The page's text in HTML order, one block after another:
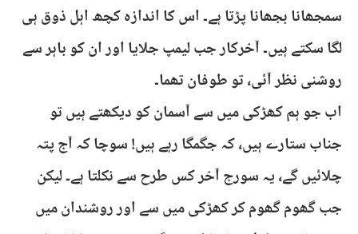
سمجھانا بجھانا پڑتا ہے۔ اس کا اندازہ کچھ اہل ذوق ہی
لگا سکتے ہیں۔ آخرکار جب لیمپ جلایا اور ان کو باہر سے
روشنی نظر آئی، تو طوفان تھما۔
اب جو ہم کھڑکی میں سے آسمان کو دیکھتے ہیں تو
جناب ستارے ہیں، کہ جگمگا رہے ہیں! سوچا کہ آج پتہ
چلائیں گے، یہ سورج آخر کس طرح سے نکلتا ہے۔ لیکن
جب گھوم گھوم کر کھڑکی میں سے اور روشندان میں